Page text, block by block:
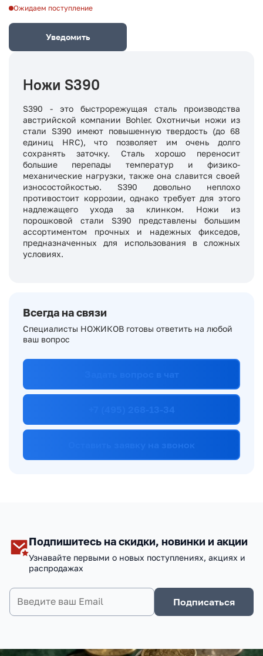
Ожидаем поступление
Уведомить
Ножи S390
S390 - это быстрорежущая сталь производства
австрийской компании Bohler. Охотничьи ножи из
стали S390 имеют повышенную твердость (до 68
единиц HRC), что позволяет им очень долго
сохранять заточку. Сталь хорошо переносит
большие перепады температур и физико-
механические нагрузки, также она славится своей
износостойкостью. S390 довольно неплохо
противостоит коррозии, однако требует для этого
надлежащего ухода за клинком. Ножи из
порошковой стали S390 представлены большим
ассортиментом прочных и надежных фикседов,
предназначенных для использования в сложных
условиях.
Всегда на связи
Специалисты НОЖИКОВ готовы ответить на любой
ваш вопрос
Подпишитесь на скидки, новинки и акции
Узнавайте первыми о новых поступлениях, акциях и
распродажах
Подписаться